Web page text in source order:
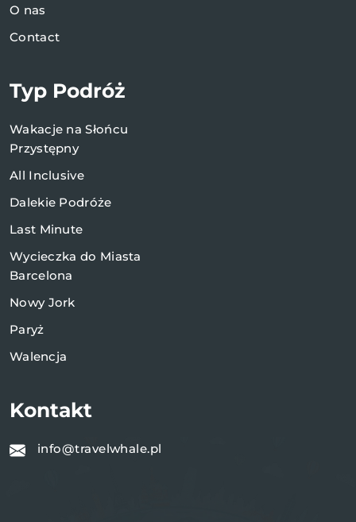
O nas
Contact
Typ Podróż
Wakacje na Słońcu
Przystępny
All Inclusive
Dalekie Podróże
Last Minute
Wycieczka do Miasta
Barcelona
Nowy Jork
Paryż
Walencja
Kontakt
info@travelwhale.pl